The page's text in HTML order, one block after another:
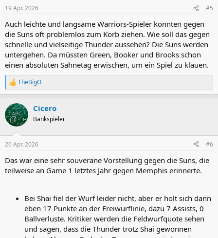
19 Apr. 2026 #5
Auch leichte und langsame Warriors-Spieler konnten gegen
die Suns oft problemlos zum Korb ziehen. Wie soll das gegen
schnelle und vielseitige Thunder aussehen? Die Suns werden
untergehen. Da müssten Green, Booker und Brooks schon
einen absoluten Sahnetag erwischen, um ein Spiel zu klauen.
R
e
k
t
i
e
:
TheBigO
Cicero
Bankspieler
20 Apr. 2026 #6
Das war eine sehr souveräne Vorstellung gegen die Suns, die
teilweise an Game 1 letztes Jahr gegen Memphis erinnerte.
Bei Shai fiel der Wurf leider nicht, aber er holt sich dann
eben 17 Punkte an der Freiwurflinie, dazu 7 Assists, 0
Ballverluste. Kritiker werden die Feldwurfquote sehen
und sagen, dass die Thunder trotz Shai gewonnen